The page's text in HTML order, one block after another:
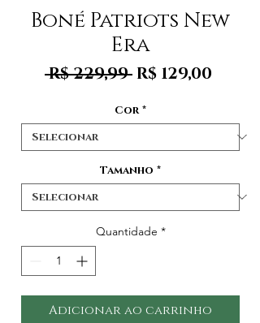
Boné Patriots New
Era
R$ 229,99 Preço
R$ 129,00
Cor *
Tamanho *
Quantidade *
Adicionar ao carrinho